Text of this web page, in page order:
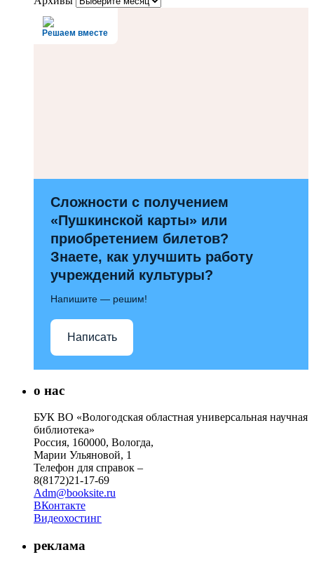
Решаем вместе
Сложности с получением
«Пушкинской карты» или
приобретением билетов?
Знаете, как улучшить работу
учреждений культуры?
Напишите — решим!
Написать
о нас
БУК ВО «Вологодская областная универсальная научная
библиотека»
Россия, 160000, Вологда,
Марии Ульяновой, 1
Телефон для справок –
8(8172)21-17-69
Adm@booksite.ru
ВКонтакте
Видеохостинг
реклама